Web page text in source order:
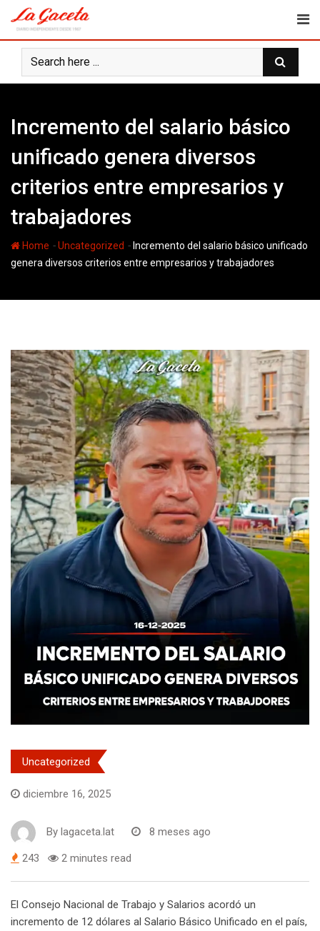
content
Incremento del salario básico
unificado genera diversos
criterios entre empresarios y
trabajadores
Home -Uncategorized - Incremento del salario básico unificado
genera diversos criterios entre empresarios y trabajadores
Uncategorized
diciembre 16, 2025
By lagaceta.lat 8 meses ago
243 2 minutes read
El Consejo Nacional de Trabajo y Salarios acordó un
incremento de 12 dólares al Salario Básico Unificado en el país,